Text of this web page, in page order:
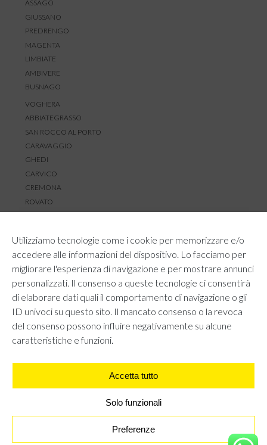
Utilizziamo tecnologie come i cookie per memorizzare e/o
accedere alle informazioni del dispositivo. Lo facciamo per
migliorare l'esperienza di navigazione e per mostrare annunci
personalizzati. Il consenso a queste tecnologie ci consentirà
di elaborare dati quali il comportamento di navigazione o gli
ID univoci su questo sito. Il mancato consenso o la revoca
del consenso possono influire negativamente su alcune
caratteristiche e funzioni.
Accetta tutto
Solo funzionali
Preferenze
ABITO IN SANGALLO CON SCOLLO A V - BIANCO
27,95
ASSAGO
GIUSSANO
PREDRENGO
MAGENTA
LIMBIATE
AMBIVERE
BUSNAGO
VOGHERA
ABBIATEGRASSO
SAN ROCCO AL PORTO
CARAVAGGIO
GHEDI
CARVICO
CREMONA
ROVATO
RESI E RIMBORSI
REGOLAMENTO LOYALTY
CONTATTACI
PRIVACY POLICY COOKIE POLICY
UNI GRUPPO S.R.L - Viale Angelo Filippetti 24, 20122 Milano.
All right reserved P.IVA 10405840967